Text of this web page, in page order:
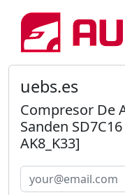
uebs.es
Compresor De
Sanden
AK8_K33]